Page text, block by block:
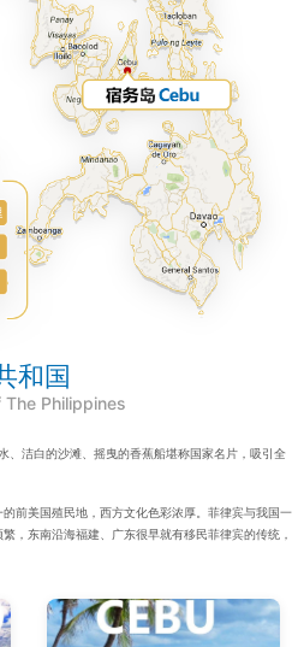
和国
The Philippines
洁白的沙滩、摇曳的香蕉船堪称国家名片，吸引全
前美国殖民地，西方文化色彩浓厚。菲律宾与我国一
，东南沿海福建、广东很早就有移民菲律宾的传统，